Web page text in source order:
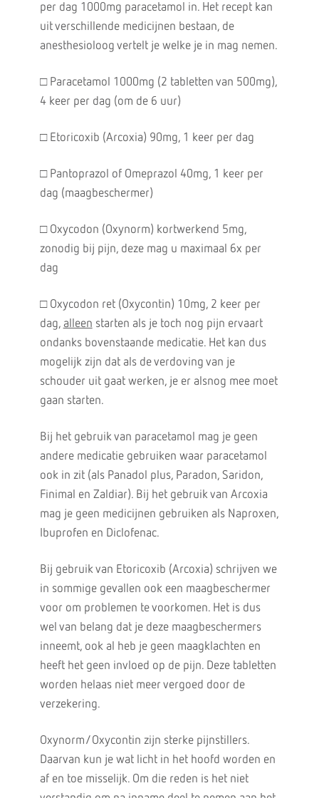
per dag 1000mg paracetamol in. Het recept kan
uit verschillende medicijnen bestaan, de
anesthesioloog vertelt je welke je in mag nemen.
□ Paracetamol 1000mg (2 tabletten van 500mg),
4 keer per dag (om de 6 uur)
□ Etoricoxib (Arcoxia) 90mg, 1 keer per dag
□ Pantoprazol of Omeprazol 40mg, 1 keer per
dag (maagbeschermer)
□ Oxycodon (Oxynorm) kortwerkend 5mg,
zonodig bij pijn, deze mag u maximaal 6x per
dag
□ Oxycodon ret (Oxycontin) 10mg, 2 keer per
dag, alleen starten als je toch nog pijn ervaart
ondanks bovenstaande medicatie. Het kan dus
mogelijk zijn dat als de verdoving van je
schouder uit gaat werken, je er alsnog mee moet
gaan starten.
Bij het gebruik van paracetamol mag je geen
andere medicatie gebruiken waar paracetamol
ook in zit (als Panadol plus, Paradon, Saridon,
Finimal en Zaldiar). Bij het gebruik van Arcoxia
mag je geen medicijnen gebruiken als Naproxen,
Ibuprofen en Diclofenac.
Bij gebruik van Etoricoxib (Arcoxia) schrijven we
in sommige gevallen ook een maagbeschermer
voor om problemen te voorkomen. Het is dus
wel van belang dat je deze maagbeschermers
inneemt, ook al heb je geen maagklachten en
heeft het geen invloed op de pijn. Deze tabletten
worden helaas niet meer vergoed door de
verzekering.
Oxynorm/Oxycontin zijn sterke pijnstillers.
Daarvan kun je wat licht in het hoofd worden en
af en toe misselijk. Om die reden is het niet